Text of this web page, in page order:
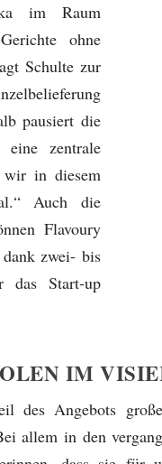
im Raum
ohne
Schulte zur
pausiert die
eine zentrale
wir in diesem
Auch die
Flavoury
zwei- bis
das Start-up
IM
des Angebots
allem in den